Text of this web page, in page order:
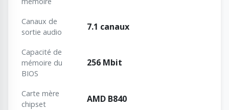
Canaux de
sortie audio
7.1 canaux
Capacité de
mémoire du
BIOS
256 Mbit
Carte mère
chipset
AMD B840